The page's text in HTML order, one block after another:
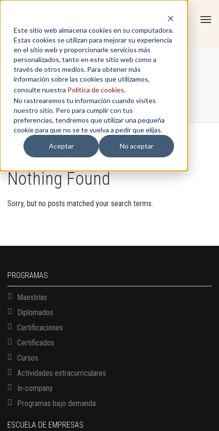
Este sitio web almacena cookies en su computadora.
Estas cookies se utilizan para mejorar su experiencia
en el sitio web y proporcionarle servicios más
personalizados, tanto en este sitio web como a
través de otros medios. Para obtener más
información sobre las cookies que utilizamos,
consulte nuestra Política de cookies.
No rastrearemos tu información cuando visites
nuestro sitio. Pero para cumplir con tus
preferencias, tendremos que utilizar una pequeña
cookie para que no se te vuelva a pedir que elijas.
Aceptar
No aceptar
Visita empresarial
Home / Visita empresarial
Nothing Found
Sorry, but no posts matched your search terms.
PROGRAMAS
Maestrías
Diplomados
Certificaciones
Certificados
Cursos
Actividades extracurriculares
In-company
Programas bajo demanda
ESCUELA DE EMPRESAS